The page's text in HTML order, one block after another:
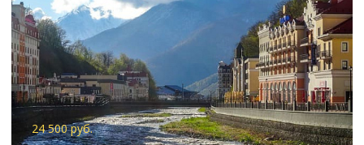
24 500 руб.